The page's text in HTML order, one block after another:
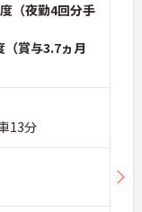
（夜勤4回分手
（賞与3.7ヵ月
13分